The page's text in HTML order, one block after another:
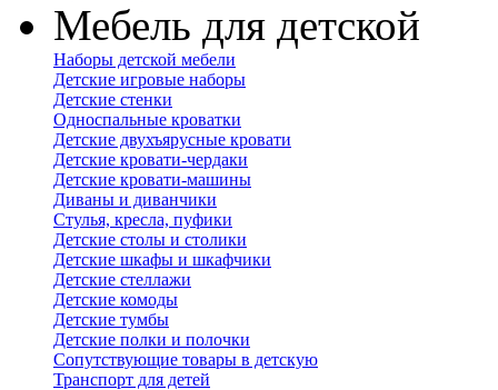
Мебель для детской
Наборы детской мебели
Детские игровые наборы
Детские стенки
Односпальные кроватки
Детские двухъярусные кровати
Детские кровати-чердаки
Детские кровати-машины
Диваны и диванчики
Стулья, кресла, пуфики
Детские столы и столики
Детские шкафы и шкафчики
Детские стеллажи
Детские комоды
Детские тумбы
Детские полки и полочки
Сопутствующие товары в детскую
Транспорт для детей